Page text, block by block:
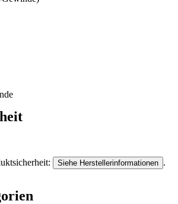
Siehe Herstellerinformationen .